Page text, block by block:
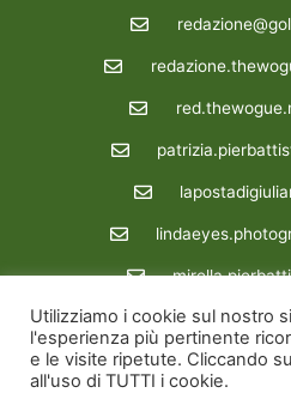
Redazione :
Copyright © 2026 Golfpeoplemag
Utilizziamo i cookie sul nostro
l'esperienza più pertinente
e le visite ripetute. Cliccando
all'uso di TUTTI i cookie.